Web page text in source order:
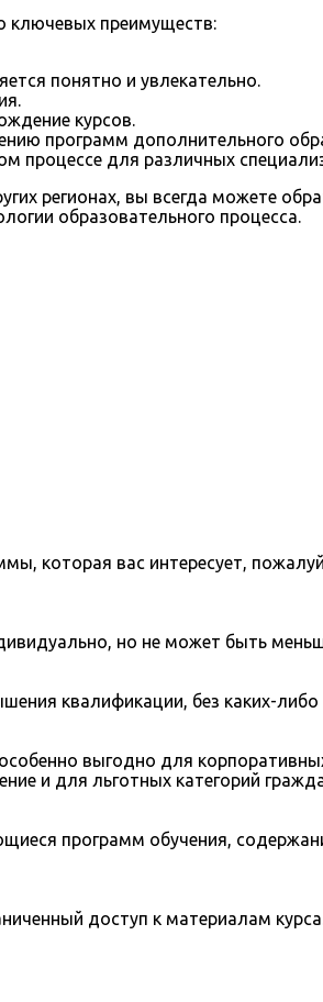
ключевых преимуществ:
понятно и увлекательно.
курсов.
программ дополнительного
процессе для различных
регионах, вы всегда можете
образовательного процесса.
которая вас интересует,
но не может быть
квалификации, без каких-
выгодно для
и для льготных категорий
программ обучения,
доступ к материалам